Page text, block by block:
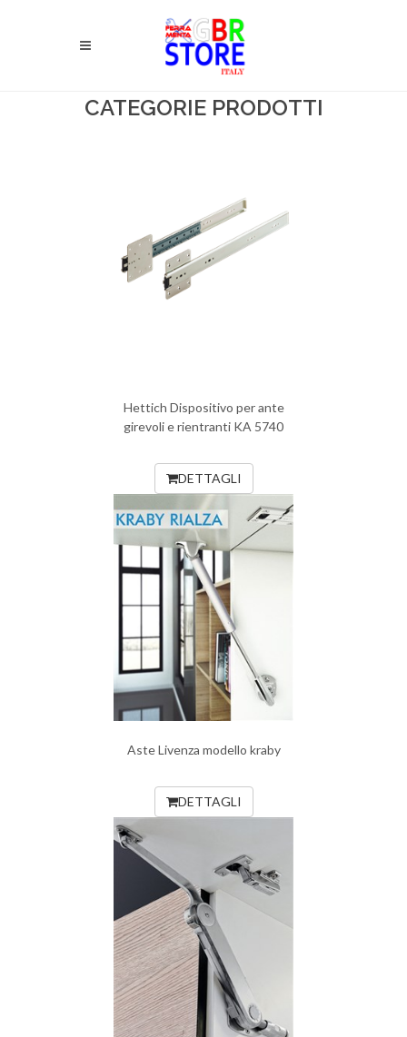
CATEGORIE PRODOTTI
Hettich Dispositivo per ante
girevoli e rientranti KA 5740
DETTAGLI
Aste Livenza modello kraby
DETTAGLI